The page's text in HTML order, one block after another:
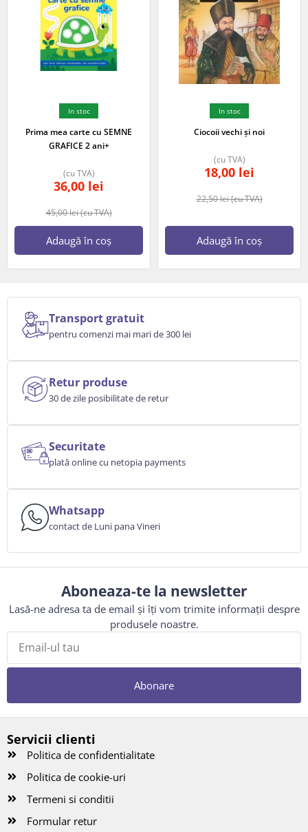
In stoc
Prima mea carte cu SEMNE
GRAFICE 2 ani+
45,00lei(cu TVA)
36,00 lei
(cu TVA)
Adaugă în coș
In stoc
Ciocoii vechi și noi
22,50lei(cu TVA)
18,00 lei
(cu TVA)
Adaugă în coș
Transport gratuit
pentru comenzi mai mari de 300 lei
Retur produse
30 de zile posibilitate de retur
Securitate
plată online cu netopia payments
Whatsapp
contact de Luni pana Vineri
Aboneaza-te la newsletter
Lasă-ne adresa ta de email și îți vom trimite informații despre
produsele noastre.
Abonare
Servicii clienti
Politica de confidentialitate
Politica de cookie-uri
Termeni si conditii
Formular retur